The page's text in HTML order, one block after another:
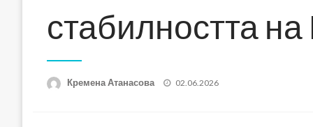
стабилността
Кремена Атанасова
Posted
02.06.2026